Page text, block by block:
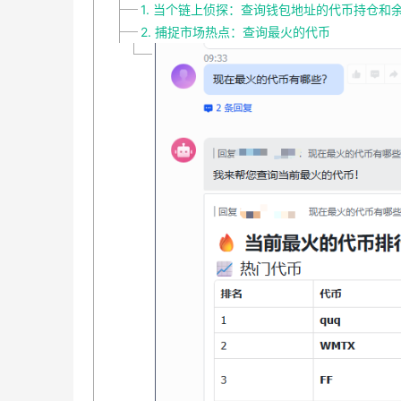
1. 当个链上侦探：查询钱包地址的代币持仓和
2. 捕捉市场热点：查询最火的代币